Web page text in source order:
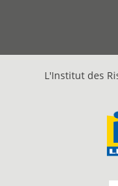
L'Institut des